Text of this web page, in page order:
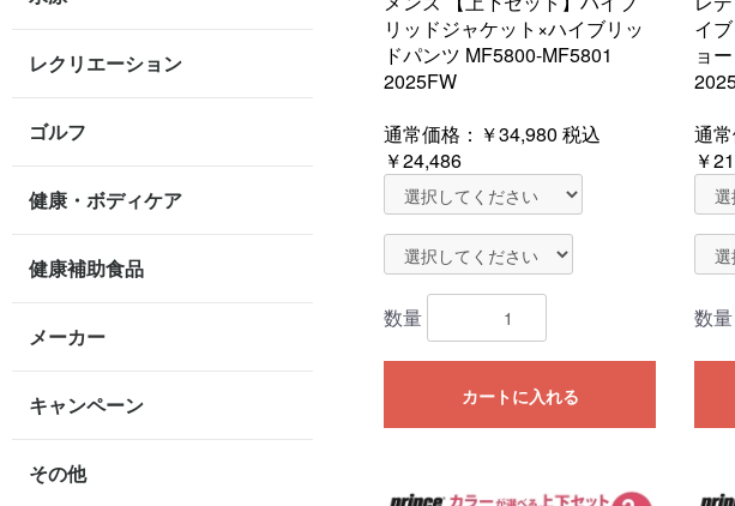
レクリエーション
ゴルフ
健康・ボディケア
健康補助食品
メーカー
キャンペーン
その他
リッドジャケット×ハイブリッ
ドパンツ MF5800-MF5801
2025FW
通常価格： ￥34,980 税込
￥24,486
数量
カートに入れる
イ
ョ
通常
￥
数量